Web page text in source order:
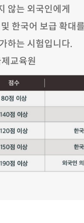
않는 외국인에게
한국어 보급 확대
하는 시험입니다.
교육원